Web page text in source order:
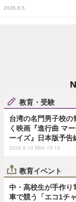
2026.8.5
教育・受験
台湾の名門男子校の
く映画『進行曲 マ
ーイズ』日本版予告
2026.8.10 Mon 15:15
教育イベント
中・高校生が手作り
車で競う「エコ1チ